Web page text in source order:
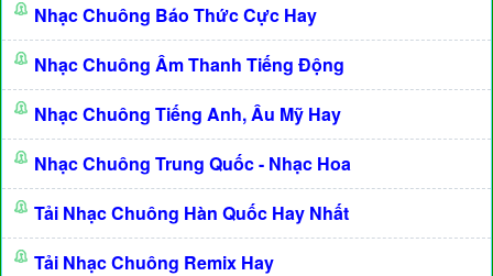
Nhạc Chuông Báo Thức Cực Hay
Nhạc Chuông Âm Thanh Tiếng Động
Nhạc Chuông Tiếng Anh, Âu Mỹ Hay
Nhạc Chuông Trung Quốc - Nhạc Hoa
Tải Nhạc Chuông Hàn Quốc Hay Nhất
Tải Nhạc Chuông Remix Hay